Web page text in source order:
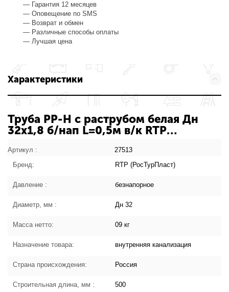
— Гарантия 12 месяцев
— Оповещение по SMS
— Возврат и обмен
— Различные способы оплаты
— Лучшая цена
Характеристики
Труба PP-H с раструбом белая Дн
32х1,8 б/нап L=0,5м в/к RTP
товара
Артикул :
27513
Бренд:
RTP (РосТурПласт)
Давление : безнапорное
Диаметр, мм : Дн 32
Масса нетто: 09 кг
Назначение товара: внутренняя канализация
Страна происхождения: Россия
Строительная длина, мм : 500